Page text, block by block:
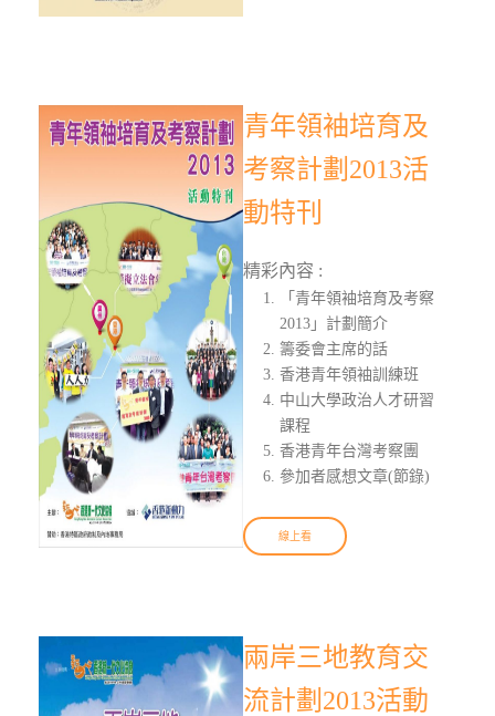
青年領袖培育及
考察計劃2013活
動特刊
精彩內容 :
「青年領袖培育及考察
2013」計劃簡介
籌委會主席的話
香港青年領袖訓練班
中山大學政治人才研習
課程
香港青年台灣考察團
參加者感想文章(節錄)
線上看
兩岸三地教育交
流計劃2013活動